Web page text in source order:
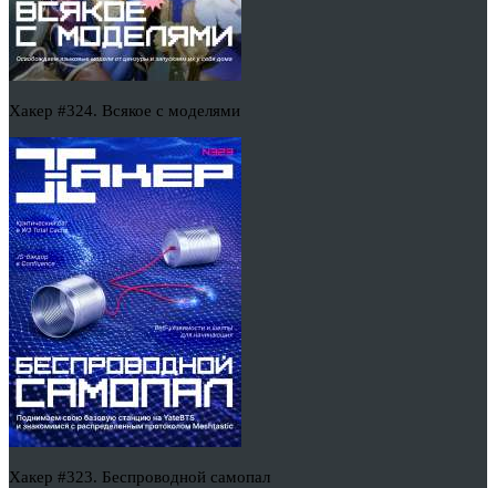
Хакер #324. Всякое с моделями
Хакер #323. Беспроводной самопал